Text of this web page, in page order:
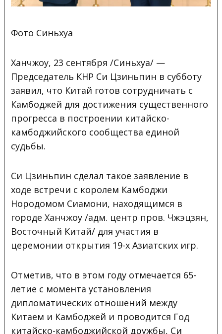
Фото Синьхуа
Ханчжоу, 23 сентября /Синьхуа/ —
Председатель КНР Си Цзиньпин в субботу
заявил, что Китай готов сотрудничать с
Камбоджей для достижения существенного
прогресса в построении китайско-
камбоджийского сообщества единой
судьбы.
Си Цзиньпин сделал такое заявление в
ходе встречи с королем Камбоджи
Нородомом Сиамони, находящимся в
городе Ханчжоу /адм. центр пров. Чжэцзян,
Восточный Китай/ для участия в
церемонии открытия 19-х Азиатских игр.
Отметив, что в этом году отмечается 65-
летие с момента установления
дипломатических отношений между
Китаем и Камбоджей и проводится Год
китайско-камбоджийской дружбы, Си